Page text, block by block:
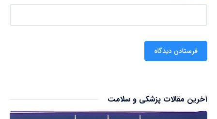
آخرین مقالات پزشکی و سلامت